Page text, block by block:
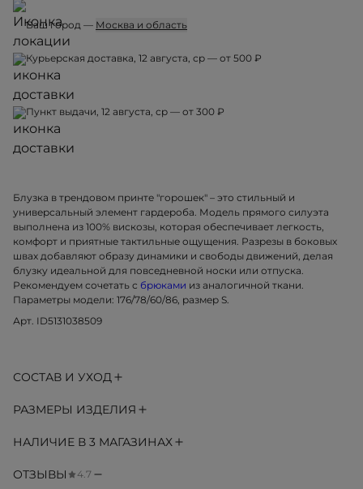
Ваш город — Москва и область
Курьерская доставка, 12 августа, ср — от 500 ₽
Пункт выдачи, 12 августа, ср — от 300 ₽
Блузка в трендовом принте "горошек" – это стильный и
универсальный элемент гардероба. Модель прямого силуэта
выполнена из 100% вискозы, которая обеспечивает легкость,
комфорт и приятные тактильные ощущения. Разрезы в боковых
швах добавляют образу динамики и свободы движений, делая
блузку идеальной для повседневной носки или отпуска.
Рекомендуем сочетать с брюками из аналогичной ткани.
Параметры модели: 176/78/60/86, размер S.
Арт. ID5131038509
СОСТАВ И УХОД
РАЗМЕРЫ ИЗДЕЛИЯ
НАЛИЧИЕ В 3 МАГАЗИНАХ
ОТЗЫВЫ 4.7